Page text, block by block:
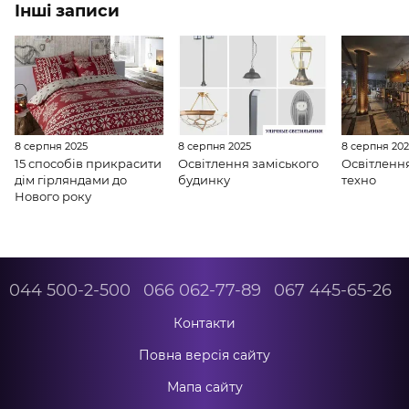
Інші записи
8 серпня 2025
15 способів прикрасити
дім гірляндами до
Нового року
8 серпня 2025
Освітлення заміського
будинку
8 серпня
техно
044 500-2-500 066 062-77-89 067 445-65-26
Контакти
Повна версія сайту
Мапа сайту